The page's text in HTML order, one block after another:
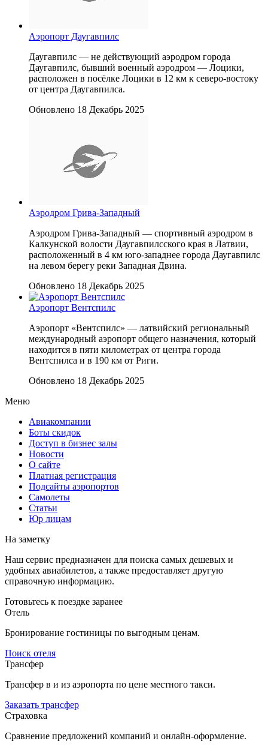
Аэропорт Даугавпилс
Даугавпилс — не действующий аэродром города
Даугавпилс, бывший военный аэродром — Лоцики,
расположен в посёлке Лоцики в 12 км к северо-востоку
от центра Даугавпилса.
Обновлено 18 Декабрь 2025
Аэродром Грива-Западный
Аэродром Грива-Западный — спортивный аэродром в
Калкунской волости Даугавпилсского края в Латвии,
расположенный в 4 км юго-западнее города Даугавпилс
на левом берегу реки Западная Двина.
Обновлено 18 Декабрь 2025
Аэропорт Вентспилс
Аэропорт «Вентспилс» — латвийский региональный
международный аэропорт общего назначения, который
находится в пяти километрах от центра города
Вентспилса и в 190 км от Риги.
Обновлено 18 Декабрь 2025
Меню
Авиакомпании
Боты скидок
Доступ в бизнес залы
Новости
О сайте
Платная регистрация
Подсайты аэропортов
Самолеты
Статьи
Юр лицам
На заметку
Наш сервис предназначен для поиска самых дешевых и
удобных авиабилетов, а также предоставляет другую
справочную информацию.
Готовьтесь к поездке заранее
Отель
Бронирование гостиницы по выгодным ценам.
Поиск отеля
Трансфер
Трансфер в и из аэропорта по цене местного такси.
Заказать трансфер
Страховка
Сравнение предложений компаний и онлайн-оформление.